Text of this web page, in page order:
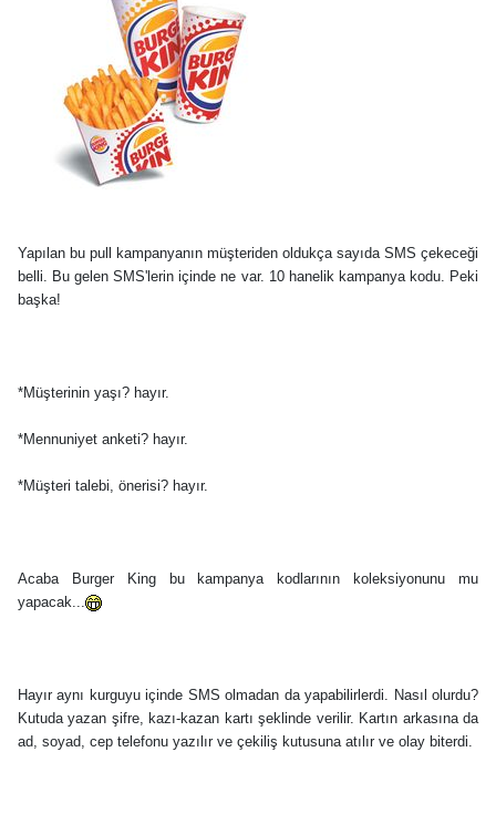
Yapılan bu pull kampanyanın müşteriden oldukça sayıda SMS çekeceği
belli. Bu gelen SMS'lerin içinde ne var. 10 hanelik kampanya kodu. Peki
başka!
*Müşterinin yaşı? hayır.
*Mennuniyet anketi? hayır.
*Müşteri talebi, önerisi? hayır.
Acaba Burger King bu kampanya kodlarının koleksiyonunu mu
yapacak...
Hayır aynı kurguyu içinde SMS olmadan da yapabilirlerdi. Nasıl olurdu?
Kutuda yazan şifre, kazı-kazan kartı şeklinde verilir. Kartın arkasına da
ad, soyad, cep telefonu yazılır ve çekiliş kutusuna atılır ve olay biterdi.